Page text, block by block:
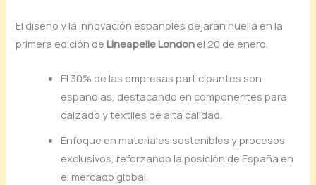
El diseño y la innovación españoles dejaran huella en la
primera edición deLineapelle London el 20 de enero.
El 30% de las empresas participantes son
españolas, destacando en componentes para
calzado y textiles de alta calidad.
Enfoque en materiales sostenibles y procesos
exclusivos, reforzando la posición de España en
el mercado global.